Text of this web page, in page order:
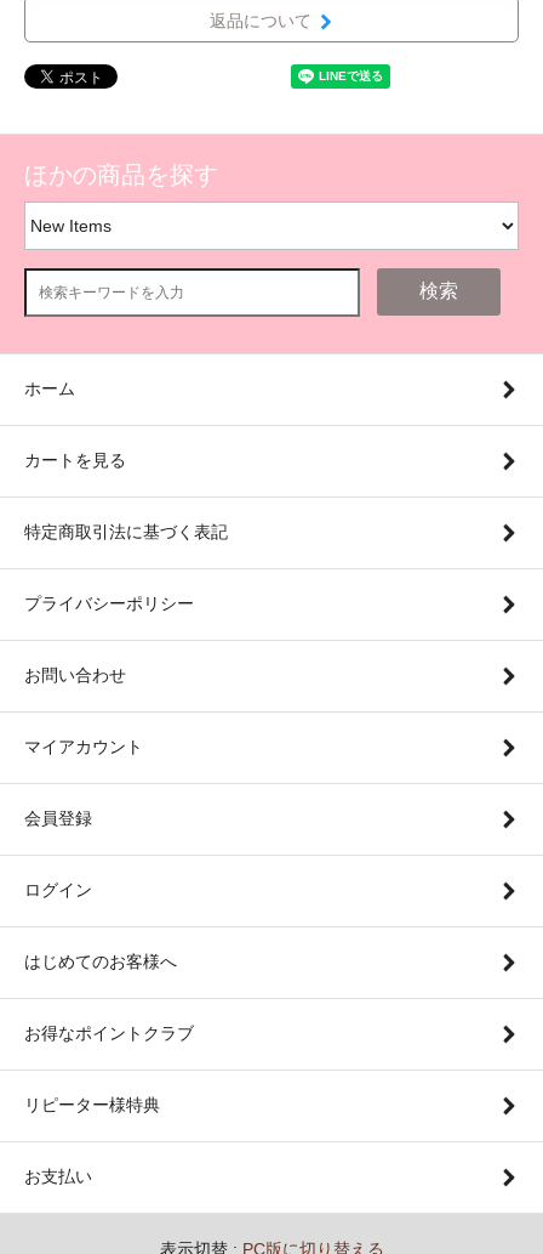
返品について
ほかの商品を探す
検索
ホーム
カートを見る
特定商取引法に基づく表記
プライバシーポリシー
お問い合わせ
マイアカウント
会員登録
ログイン
はじめてのお客様へ
お得なポイントクラブ
リピーター様特典
お支払い
表示切替 : PC版に切り替える